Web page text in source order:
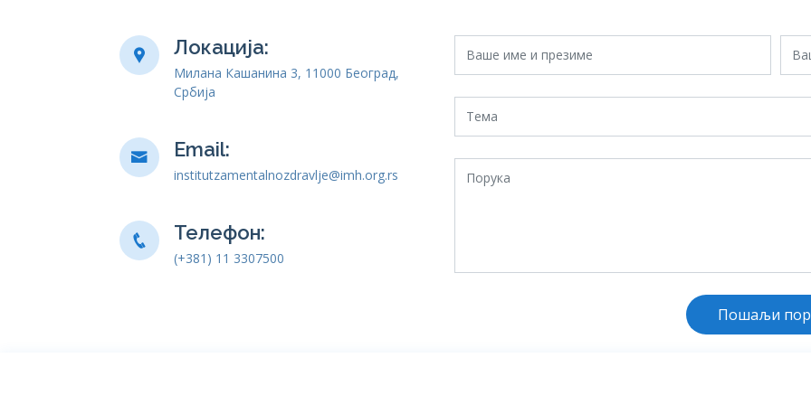
Локација:
Милана Кашанина 3, 11000 Београд,
Србија
Email:
institutzamentalnozdravlje@imh.org.rs
Телефон:
(+381) 11 3307500
Пошаљи